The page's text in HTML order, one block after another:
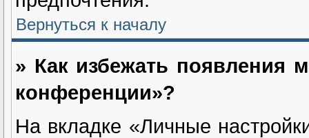
Вернуться к началу
» Как избежать появления
конференции»?
На вкладке «Личные